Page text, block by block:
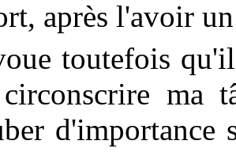
après l'avoir
toutefois
ma
d'importance